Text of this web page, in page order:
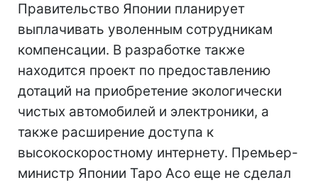
Правительство Японии планирует
выплачивать уволенным сотрудникам
компенсации. В разработке также
находится проект по предоставлению
дотаций на приобретение экологически
чистых автомобилей и электроники, а
также расширение доступа к
высокоскоростному интернету. Премьер-
министр Японии Таро Асо еще не сделал